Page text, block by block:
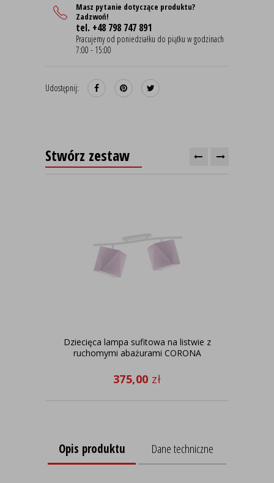
Masz pytanie dotyczące produktu?
Zadzwoń!
tel. +48 798 747 891
Pracujemy od poniedziałku do piątku w godzinach
7:00 - 15:00
Udostępnij:
Stwórz zestaw
Dziecięca lampa sufitowa na listwie z
ruchomymi abażurami CORONA
375,00 zł
Opis produktu Dane techniczne